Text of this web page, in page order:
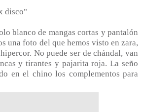
disco"
blanco de mangas cortas y pantalón
una foto del que hemos visto en zara,
No puede ser de chándal, van
y tirantes y pajarita roja. La seño
en el chino los complementos para